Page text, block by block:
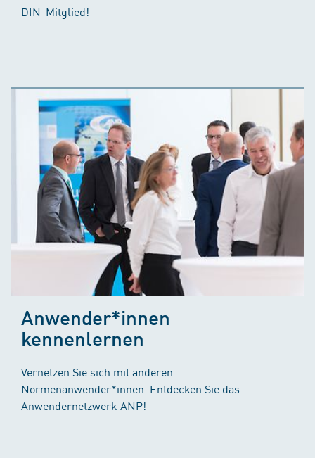
DIN-Mitglied!
Anwender*innen
kennenlernen
Vernetzen Sie sich mit anderen
Normenanwender*innen. Entdecken Sie das
Anwendernetzwerk ANP!